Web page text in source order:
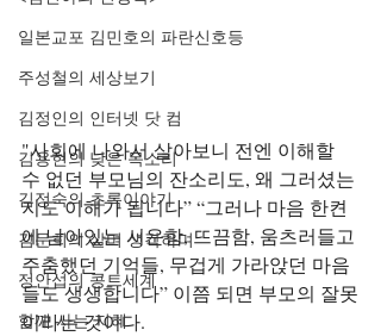
일본교포 김민호의 파란신호등
주성철의 세상보기
김정인의 인터넷 닷 컴
김용현의 낮은 목소리
김정숙의 초록이야기
김문희의 살며 생각하며
정안섭의 콩트세계
함께 사는 지혜
"사회에 나와서 살아보니 전엔 이해할
수 없던 부모님의 잔소리도, 왜 그러셨는
지도 이해가 됩니다” “그러나 마음 한켠
에 남아있는 서운함, 뜨끔함, 움츠러들고
주춤했던 기억들, 무겁게 가라앉던 마음
들도 생생합니다” 이쯤 되면 부모의 잘못
이라는 것이다.